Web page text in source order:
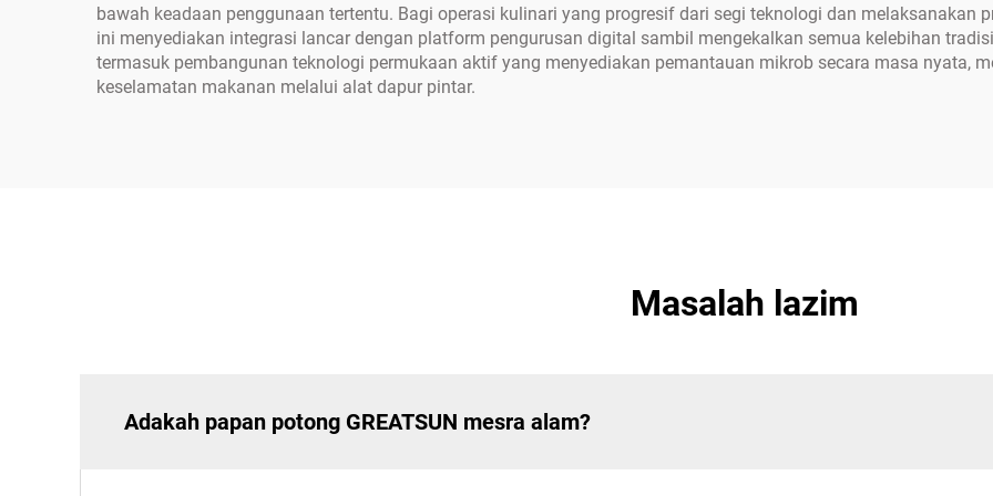
bawah keadaan penggunaan tertentu. Bagi operasi kulinari yang progresif dari segi teknologi dan melaksanakan
ini menyediakan integrasi lancar dengan platform pengurusan digital sambil mengekalkan semua kelebihan
termasuk pembangunan teknologi permukaan aktif yang menyediakan pemantauan mikrob secara masa nyata,
keselamatan makanan melalui alat dapur pintar.
Masalah lazim
Adakah papan potong GREATSUN mesra alam?